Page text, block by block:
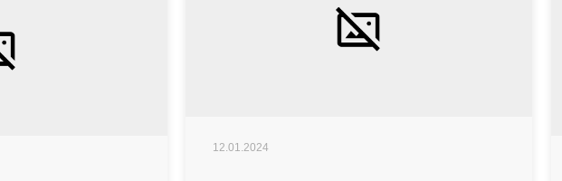
12.01.2024